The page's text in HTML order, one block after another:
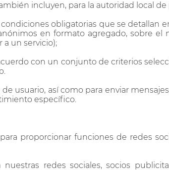
incluyen, para la autoridad local
obligatorias que se detallan
en formato agregado, sobre
un servicio);
con un conjunto de criterios
usuario, así como para enviar
específico.
proporcionar funciones de redes
redes sociales, socios